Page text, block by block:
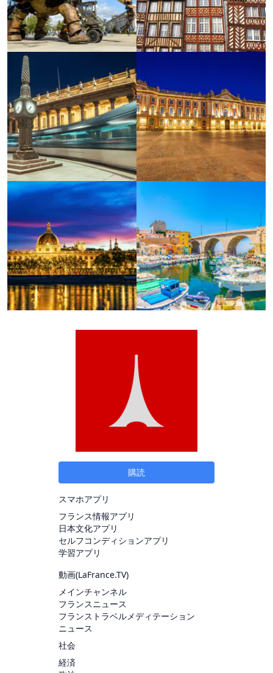
購読
スマホアプリ
フランス情報アプリ
日本文化アプリ
セルフコンディションアプリ
学習アプリ
動画(LaFrance.TV)
メインチャンネル
フランスニュース
フランストラベルメディテーション
ニュース
社会
経済